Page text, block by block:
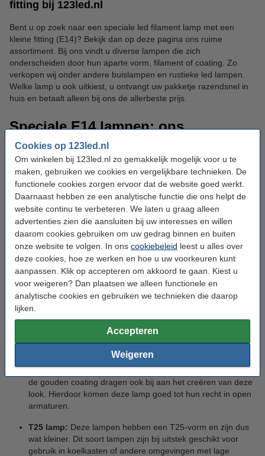
Cookies op 123led.nl
Om winkelen bij 123led.nl zo gemakkelijk mogelijk voor u te
maken, gebruiken we cookies en vergelijkbare technieken. De
functionele cookies zorgen ervoor dat de website goed werkt.
Daarnaast hebben ze een analytische functie die ons helpt de
website continu te verbeteren. We laten u graag alleen
advertenties zien die aansluiten bij uw interesses en willen
daarom cookies gebruiken om uw gedrag binnen en buiten
onze website te volgen. In ons cookiebeleid leest u alles over
deze cookies, hoe ze werken en hoe u uw voorkeuren kunt
aanpassen. Klik op accepteren om akkoord te gaan. Kiest u
voor weigeren? Dan plaatsen we alleen functionele en
analytische cookies en gebruiken we technieken die daarop
lijken.
Accepteren
Weigeren
fitting bij 123led.nl
Bent u op zoek naar een speciale led filament lamp met een
kleine fitting (E14)? Bekijk dan op deze pagina ons ruime
assortiment. Bij ons vindt u diverse lampen die zich
onderscheiden door hun aparte vorm, filament of coating. Zo
verkopen wij onder andere buislampen en rustieke led lampen.
Welke lamp u ook uitkiest, u ontvangt uw pakketje razendsnel in
huis en betaalt alleen bij ons de allerbeste prijs.
Speciale E14 lampen: ons
assortiment
In ons ruime en complete assortiment vindt u verschillende
speciale led lampen met zichtbaar filament en een E14 fitting.
Selecteer uit alle lampen van Calex en Philips altijd een variant
die bij u past. U kunt de volgende lampen bij ons vinden:
E14 buislamp:
Buislampen hebben een langwerpige vorm
en zijn beschikbaar in diverse verschillende varianten. Zo
kunt u kiezen voor een gouden of een heldere coating, voor
een dimbare en een niet-dimbare variant en voor warm wit
of extra warm wit licht. Door de gouden coating wordt een
retro-uitstraling gecreëerd, terwijl de heldere afwerking
ervoor zorgt dat de filamentdraden beter zichtbaar zijn.
Deze buislampen komen bijvoorbeeld van pas in open
armaturen in de woon- of eetkamer.
Een rustieke lamp heeft een grote vorm en
een vintage uitstraling. De zichtbare led filamentdraden en
de gouden coating dragen ook bij aan het creëren van deze
look. Hierdoor komen deze lamp goed tot hun recht in open
armaturen.
T25 lamp: Deze lampen hebben een T25-vorm en zijn dus
wat kleiner. Dit soort lampen zijn bij uitstek geschikt voor
gebruik in koelkasten of andere omgevingen met lage